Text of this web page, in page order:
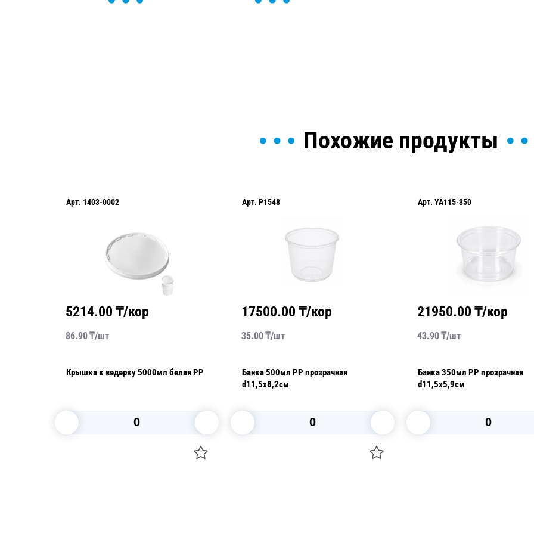
Похожие продукты
Арт. 1403-0002
5214.00 ₸/кор
86.90₸/шт
Крышка к ведерку 5000мл белая PP
Арт. P1548
17500.00 ₸/кор
35.00₸/шт
Банка 500мл РР прозрачная
d11,5х8,2см
Арт. YA115-350
21950.00 ₸/кор
43.90₸/шт
Банка 350мл РР прозрачная
d11,5х5,9см